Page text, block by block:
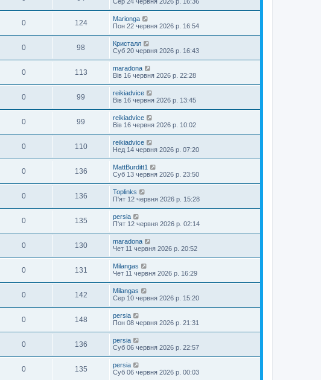
0 124
Marionga
Пон 22 червня 2026 р. 16:54
0 98
Кристалл
Суб 20 червня 2026 р. 16:43
0 113
maradona
Вів 16 червня 2026 р. 22:28
0 99
reikiadvice
Вів 16 червня 2026 р. 13:45
0 99
reikiadvice
Вів 16 червня 2026 р. 10:02
0 110
reikiadvice
Нед 14 червня 2026 р. 07:20
0 136
MattBurditt1
Суб 13 червня 2026 р. 23:50
0 136
Toplinks
П'ят 12 червня 2026 р. 15:28
0 135
persia
П'ят 12 червня 2026 р. 02:14
0 130
maradona
Чет 11 червня 2026 р. 20:52
0 131
Milangas
Чет 11 червня 2026 р. 16:29
0 142
Milangas
Сер 10 червня 2026 р. 15:20
0 148
persia
Пон 08 червня 2026 р. 21:31
0 136
persia
Суб 06 червня 2026 р. 22:57
0 135
persia
Суб 06 червня 2026 р. 00:03